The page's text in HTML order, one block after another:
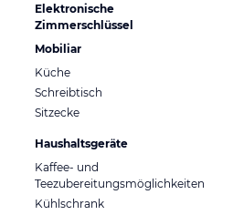
Elektronische
Zimmerschlüssel
Mobiliar
Küche
Schreibtisch
Sitzecke
Haushaltsgeräte
Kaffee- und
Teezubereitungsmöglichkeiten
Kühlschrank